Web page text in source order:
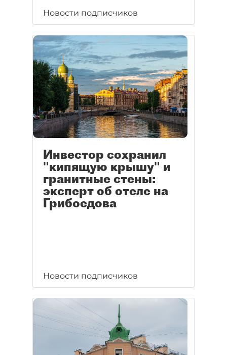
Новости подписчиков
Инвестор сохранил
"кипящую крышу" и
гранитные стены:
эксперт об отеле на
Грибоедова
Новости подписчиков